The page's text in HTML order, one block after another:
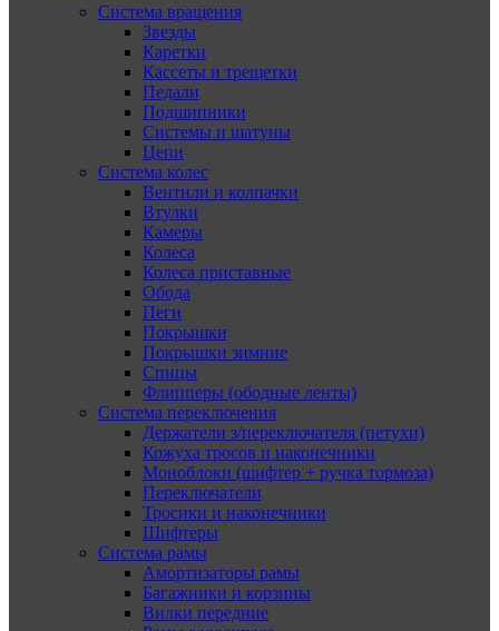
Система вращения
Звезды
Каретки
Кассеты и трещетки
Педали
Подшипники
Системы и шатуны
Цепи
Система колес
Вентили и колпачки
Втулки
Камеры
Колеса
Колеса приставные
Обода
Пеги
Покрышки
Покрышки зимние
Спицы
Флипперы (ободные ленты)
Система переключения
Держатели з/переключателя (петухи)
Кожуха тросов и наконечники
Моноблоки (шифтер + ручка тормоза)
Переключатели
Тросики и наконечники
Шифтеры
Система рамы
Амортизаторы рамы
Багажники и корзины
Вилки передние